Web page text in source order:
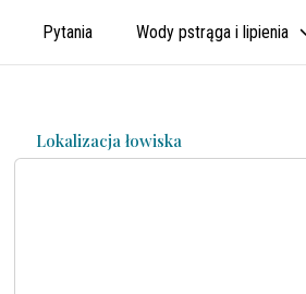
Pytania Wody pstrąga i lipienia
Lokalizacja łowiska